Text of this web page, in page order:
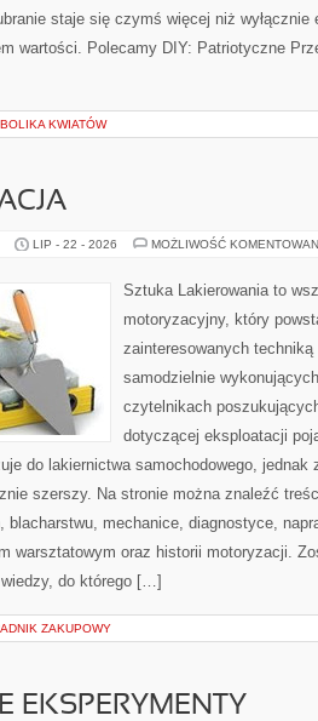
staje się czymś więcej niż wyłącznie
wartości. Polecamy DIY: Patriotyczne
KWIATÓW
LIP - 22 - 2026 MOŻLIWOŚĆ
Sztuka Lakierowania to
motoryzacyjny, który
zainteresowanych
samodzielnie
czytelnikach
dotyczącej eksploatacji
do lakiernictwa samochodowego, jednak
szerszy. Na stronie można znaleźć
blacharstwu, mechanice, diagnostyce,
warsztatowym oraz historii motoryzacji.
do którego […]
ZAKUPOWY
EKSPERYMENTY